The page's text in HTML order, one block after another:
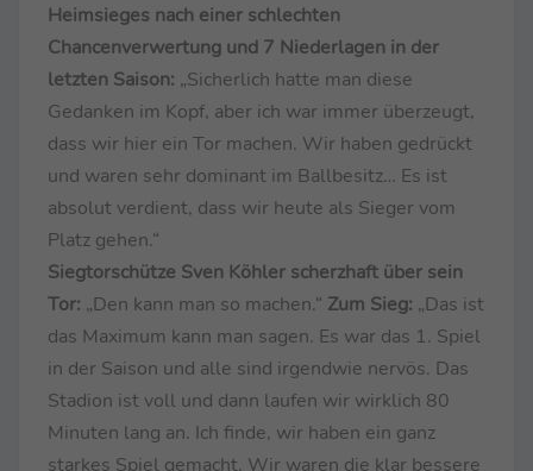
Heimsieges nach einer schlechten
Chancenverwertung und 7 Niederlagen in der
letzten Saison: „Sicherlich hatte man diese
Gedanken im Kopf, aber ich war immer überzeugt,
dass wir hier ein Tor machen. Wir haben gedrückt
und waren sehr dominant im Ballbesitz… Es ist
absolut verdient, dass wir heute als Sieger vom
Platz gehen.“
Siegtorschütze Sven Köhler scherzhaft über sein
Tor: „Den kann man so machen.“ Zum Sieg: „Das ist
das Maximum kann man sagen. Es war das 1. Spiel
in der Saison und alle sind irgendwie nervös. Das
Stadion ist voll und dann laufen wir wirklich 80
Minuten lang an. Ich finde, wir haben ein ganz
starkes Spiel gemacht. Wir waren die klar bessere